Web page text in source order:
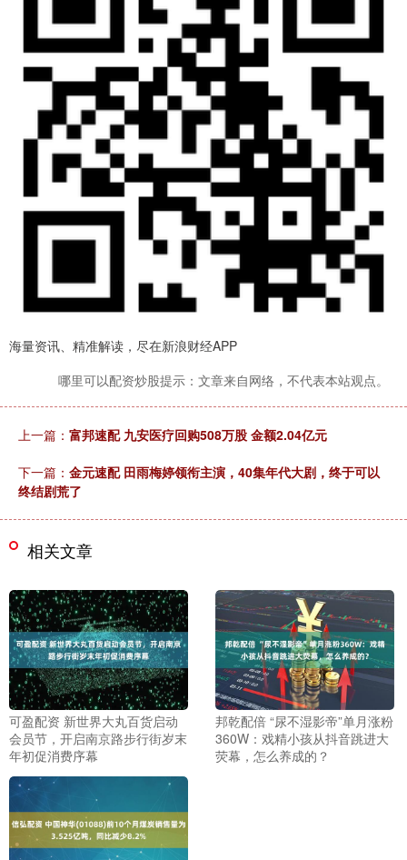
海量资讯、精准解读，尽在新浪财经APP
哪里可以配资炒股提示：文章来自网络，不代表本站观点。
上一篇： 富邦速配 九安医疗回购508万股 金额2.04亿元
下一篇： 金元速配 田雨梅婷领衔主演，40集年代大剧，终于可以
终结剧荒了
相关文章
可盈配资 新世界大丸百货启动
会员节，开启南京路步行街岁末
年初促消费序幕
邦乾配倍 “尿不湿影帝”单月涨粉
360W：戏精小孩从抖音跳进大
荧幕，怎么养成的？